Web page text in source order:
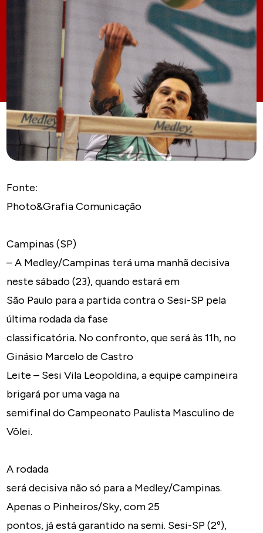
Fonte:
Photo&Grafia Comunicação
Campinas (SP)
– A Medley/Campinas terá uma manhã decisiva
neste sábado (23), quando estará em
São Paulo para a partida contra o Sesi-SP pela
última rodada da fase
classificatória. No confronto, que será às 11h, no
Ginásio Marcelo de Castro
Leite – Sesi Vila Leopoldina, a equipe campineira
brigará por uma vaga na
semifinal do Campeonato Paulista Masculino de
Vôlei.
A rodada
será decisiva não só para a Medley/Campinas.
Apenas o Pinheiros/Sky, com 25
pontos, já está garantido na semi. Sesi-SP (2º),